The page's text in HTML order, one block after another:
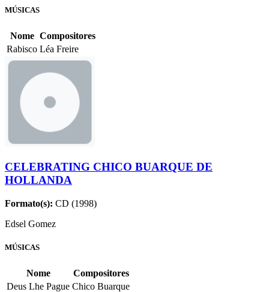
MÚSICAS
Nome Compositores
Rabisco Léa Freire
CELEBRATING CHICO BUARQUE DE
HOLLANDA
Formato(s): CD (1998)
Edsel Gomez
MÚSICAS
Nome
Compositores
Deus Lhe Pague Chico Buarque